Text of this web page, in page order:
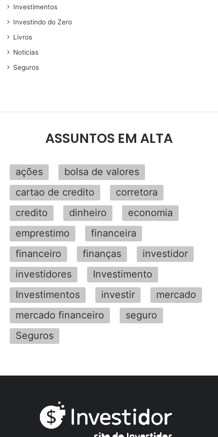
Investimentos
Investindo do Zero
Livros
Noticias
Seguros
ASSUNTOS EM ALTA
ações
bolsa de valores
cartao de credito
corretora
credito
dinheiro
economia
emprestimo
financeira
financeiro
finanças
investidor
investidores
Investimento
Investimentos
investir
mercado
mercado financeiro
seguro
Seguros